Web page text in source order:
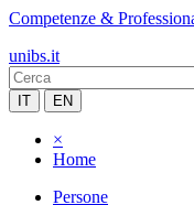
Competenze &
unibs.it
IT EN
×
Home
Persone